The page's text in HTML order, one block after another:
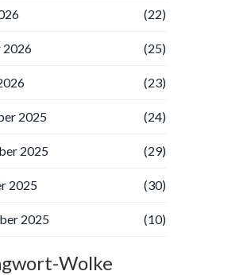
(22)
2026 (25)
(23)
2025 (24)
2025 (29)
2025 (30)
2025 (10)
Wolke